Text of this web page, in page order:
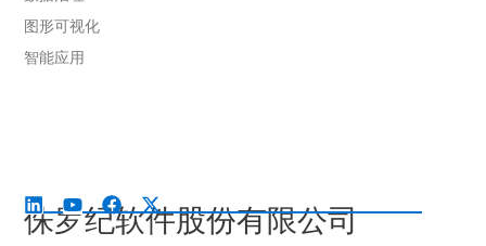
侏罗纪软件股份有限公司
图形可视化
智能应用